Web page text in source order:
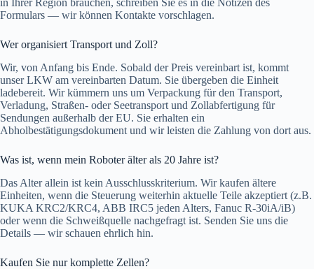
in Ihrer Region brauchen, schreiben Sie es in die Notizen des
Formulars — wir können Kontakte vorschlagen.
Wer organisiert Transport und Zoll?
Wir, von Anfang bis Ende. Sobald der Preis vereinbart ist, kommt
unser LKW am vereinbarten Datum. Sie übergeben die Einheit
ladebereit. Wir kümmern uns um Verpackung für den Transport,
Verladung, Straßen- oder Seetransport und Zollabfertigung für
Sendungen außerhalb der EU. Sie erhalten ein
Abholbestätigungsdokument und wir leisten die Zahlung von dort aus.
Was ist, wenn mein Roboter älter als 20 Jahre ist?
Das Alter allein ist kein Ausschlusskriterium. Wir kaufen ältere
Einheiten, wenn die Steuerung weiterhin aktuelle Teile akzeptiert (z.B.
KUKA KRC2/KRC4, ABB IRC5 jeden Alters, Fanuc R-30iA/iB)
oder wenn die Schweißquelle nachgefragt ist. Senden Sie uns die
Details — wir schauen ehrlich hin.
Kaufen Sie nur komplette Zellen?